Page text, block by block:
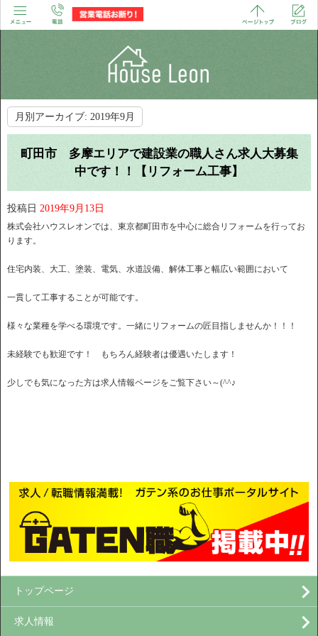
月別アーカイブ: 2019年9月
町田市 多摩エリアで建設業の職人さん求人大募集
中です！！【リフォーム工事】
投稿日 2019年9月13日
株式会社ハウスレオンでは、東京都町田市を中心に総合リフォームを行ってお
ります。
住宅内装、大工、塗装、電気、水道設備、解体工事と幅広い範囲において
一貫して工事することが可能です。
様々な業種を学べる環境です。一緒にリフォームの匠目指しませんか！！！
未経験でも歓迎です！ もちろん経験者は優遇いたします！
少しでも気になった方は求人情報ページをご覧下さい～(^^♪
トップページ
求人情報